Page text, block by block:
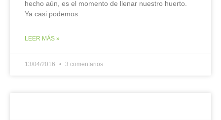
hecho aún, es el momento de llenar nuestro huerto.
Ya casi podemos
LEER MÁS »
13/04/2016 3 comentarios